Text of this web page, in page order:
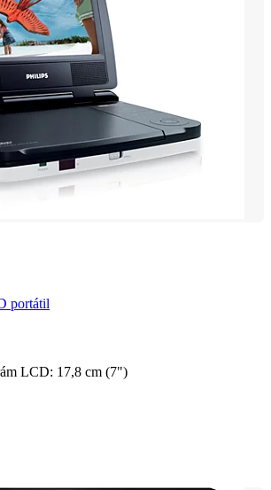
portátil
LCD: 17,8 cm (7")